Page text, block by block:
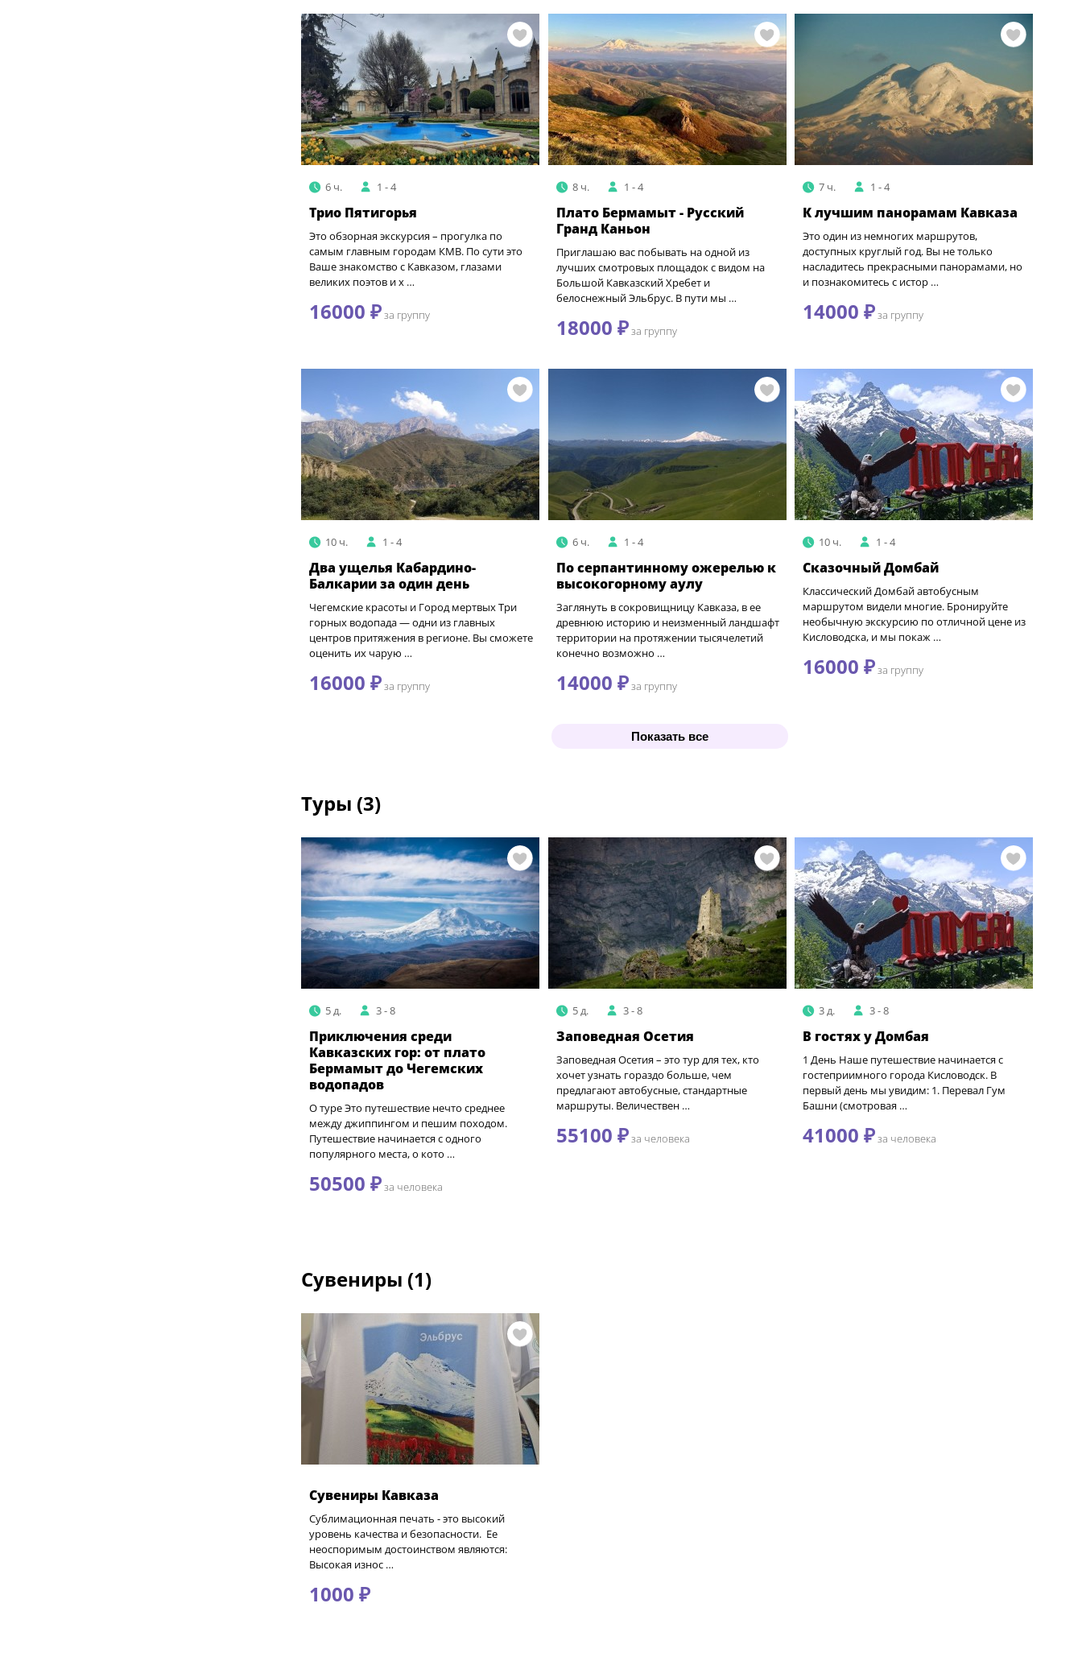
6 ч. 1 - 4
Трио Пятигорья
Это обзорная экскурсия – прогулка по
самым главным городам КМВ. По сути это
Ваше знакомство с Кавказом, глазами
великих поэтов и х …
16000 ₽за группу
8 ч. 1 - 4
Плато Бермамыт - Русский
Гранд Каньон
Приглашаю вас побывать на одной из
лучших смотровых площадок с видом на
Большой Кавказский Хребет и
белоснежный Эльбрус. В пути мы …
18000 ₽за группу
7 ч. 1 - 4
К лучшим панорамам Кавказа
Это один из немногих маршрутов,
доступных круглый год. Вы не только
насладитесь прекрасными панорамами, но
и познакомитесь с истор …
14000 ₽за группу
10 ч. 1 - 4
Два ущелья Кабардино-
Балкарии за один день
Чегемские красоты и Город мертвых Три
горных водопада — одни из главных
центров притяжения в регионе. Вы сможете
оценить их чарую …
16000 ₽за группу
6 ч. 1 - 4
По серпантинному ожерелью к
высокогорному аулу
Заглянуть в сокровищницу Кавказа, в ее
древнюю историю и неизменный ландшафт
территории на протяжении тысячелетий
конечно возможно …
14000 ₽за группу
10 ч. 1 - 4
Сказочный Домбай
Классический Домбай автобусным
маршрутом видели многие. Бронируйте
необычную экскурсию по отличной цене из
Кисловодска, и мы покаж …
16000 ₽за группу
Показать все
Туры (3)
5 д. 3 - 8
Приключения среди
Кавказских гор: от плато
Бермамыт до Чегемских
водопадов
О туре Это путешествие нечто среднее
между джиппингом и пешим походом.
Путешествие начинается с одного
популярного места, о кото …
50500 ₽за человека
5 д. 3 - 8
Заповедная Осетия
Заповедная Осетия – это тур для тех, кто
хочет узнать гораздо больше, чем
предлагают автобусные, стандартные
маршруты. Величествен …
55100 ₽за человека
3 д. 3 - 8
В гостях у Домбая
1 День Наше путешествие начинается с
гостеприимного города Кисловодск. В
первый день мы увидим: 1. Перевал Гум
Башни (смотровая …
41000 ₽за человека
Сувениры (1)
Сувениры Кавказа
Сублимационная печать - это высокий
уровень качества и безопасности. Ее
неоспоримым достоинством являются:
Высокая износ …
1000 ₽